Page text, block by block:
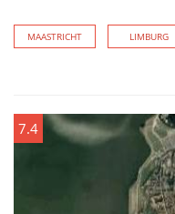
MAASTRICHT LIMBURG
7.4